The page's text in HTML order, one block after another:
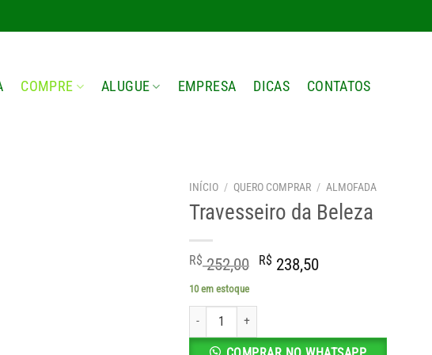
COMPRE ALUGUE EMPRESA DICAS CONTATOS
INÍCIO / QUERO COMPRAR / ALMOFADA
Travesseiro da Beleza
R$252,00 O
R$ 252,00.
R$ 238,50O
R$ 238,50.
10 em estoque
Travesseiro da Beleza quantidade